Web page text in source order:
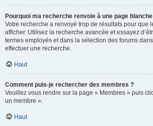
Pourquoi ma recherche renvoie à une page
Votre recherche a renvoyé trop de résultats pour que
afficher. Utilisez la recherche avancée et essayez
termes employés et dans la sélection des forums
effectuer une recherche.
Haut
Comment puis-je rechercher des membres ?
Veuillez vous rendre sur la page « Membres » puis
un membre ».
Haut